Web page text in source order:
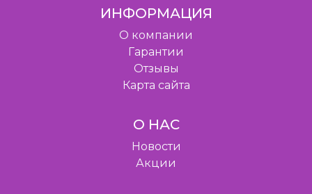
ИНФОРМАЦИЯ
O компании
Гарантии
Отзывы
Карта сайта
О НАС
Новости
Акции